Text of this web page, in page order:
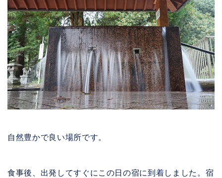
自然豊かで良い場所です。
食事後、出発してすぐにこの日の宿に到着しました。宿